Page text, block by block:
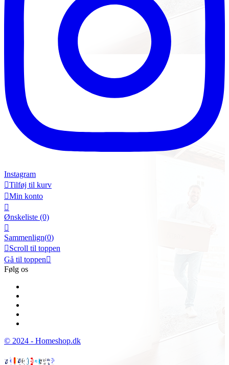
Instagram
Tilføj til kurv
Min konto

Ønskeliste (0)

Sammenlign(0)
Scroll til toppen
Gå til toppen
Følg os
© 2024 - Homeshop.dk